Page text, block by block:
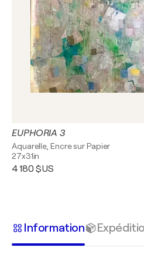
EUPHORIA 3
Aquarelle, Encre sur Papier
27x31in
4 180 $US
Information